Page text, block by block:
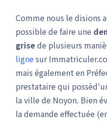
Comme nous le disions
possible de faire une
grisede plusieurs
lignesur
mais également en
prestataire qui
la ville de Noyon. Bien
la demande effectuée